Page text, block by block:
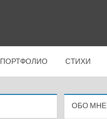
ПОРТФОЛИО СТИХИ
ОБО МНЕ